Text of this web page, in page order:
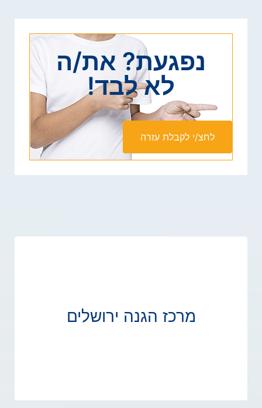
נפגעת? את/ה
לא לבד!
לחצ/י לקבלת עזרה
מרכז הגנה ירושלים
מרכז הגנה ירושלים